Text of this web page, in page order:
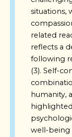
situations,
related
reflects a
following
(3). Self-
humanity,
well-being